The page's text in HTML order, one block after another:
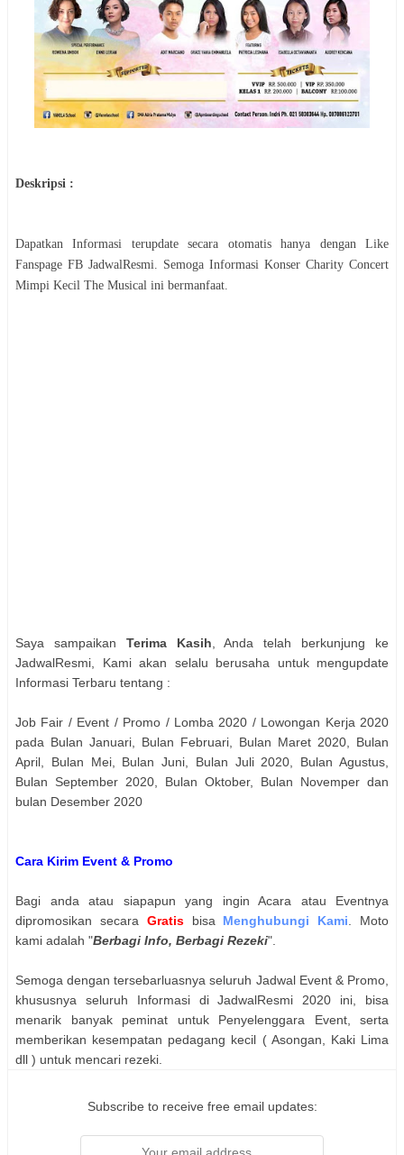
Deskripsi :
Dapatkan Informasi terupdate secara otomatis hanya dengan Like
Fanspage FB JadwalResmi. Semoga Informasi Konser Charity Concert
Mimpi Kecil The Musical ini bermanfaat.
Saya sampaikan Terima Kasih , Anda telah berkunjung ke
JadwalResmi, Kami akan selalu berusaha untuk mengupdate
Informasi Terbaru tentang :
Job Fair / Event / Promo / Lomba 2020 / Lowongan Kerja 2020
pada Bulan Januari, Bulan Februari, Bulan Maret 2020, Bulan
April, Bulan Mei, Bulan Juni, Bulan Juli 2020, Bulan Agustus,
Bulan September 2020, Bulan Oktober, Bulan Novemper dan
bulan Desember 2020
Cara Kirim Event & Promo
Bagi anda atau siapapun yang ingin Acara atau Eventnya
dipromosikan secara Gratisbisa Menghubungi Kami . Moto
kami adalah "Berbagi Info, Berbagi Rezeki".
Semoga dengan tersebarluasnya seluruh Jadwal Event & Promo,
khususnya seluruh Informasi di JadwalResmi 2020 ini, bisa
menarik banyak peminat untuk Penyelenggara Event, serta
memberikan kesempatan pedagang kecil ( Asongan, Kaki Lima
dll ) untuk mencari rezeki.
Subscribe to receive free email updates: